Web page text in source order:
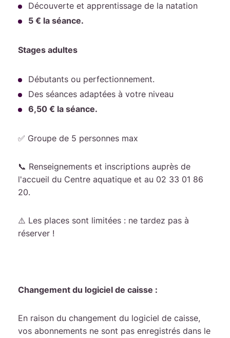
Découverte et apprentissage de la natation
5 € la séance.
Stages adultes
Débutants ou perfectionnement.
Des séances adaptées à votre niveau
6,50 € la séance.
✅ Groupe de 5 personnes max
📞 Renseignements et inscriptions auprès de
l'accueil du Centre aquatique et au 02 33 01 86
20.
⚠️ Les places sont limitées : ne tardez pas à
réserver !
Changement du logiciel de caisse :
En raison du changement du logiciel de caisse,
vos abonnements ne sont pas enregistrés dans le